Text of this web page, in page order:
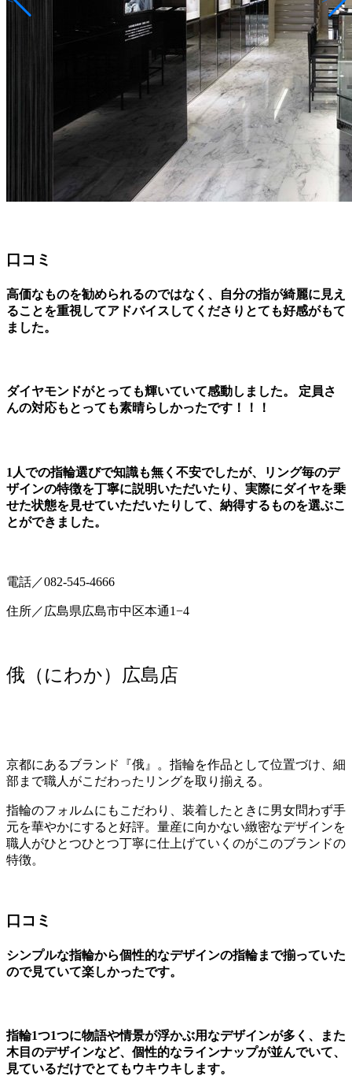
口コミ
高価なものを勧められるのではなく、自分の指が綺麗に見え
ることを重視してアドバイスしてくださりとても好感がもて
ました。
ダイヤモンドがとっても輝いていて感動しました。 定員さ
んの対応もとっても素晴らしかったです！！！
1人での指輪選びで知識も無く不安でしたが、リング毎のデ
ザインの特徴を丁寧に説明いただいたり、実際にダイヤを乗
せた状態を見せていただいたりして、納得するものを選ぶこ
とができました。
電話／082-545-4666
住所／広島県広島市中区本通1−4
俄（にわか）広島店
京都にあるブランド『俄』。指輪を作品として位置づけ、細
部まで職人がこだわったリングを取り揃える。
指輪のフォルムにもこだわり、装着したときに男女問わず手
元を華やかにすると好評。量産に向かない緻密なデザインを
職人がひとつひとつ丁寧に仕上げていくのがこのブランドの
特徴。
口コミ
シンプルな指輪から個性的なデザインの指輪まで揃っていた
ので見ていて楽しかったです。
指輪1つ1つに物語や情景が浮かぶ用なデザインが多く、また
木目のデザインなど、個性的なラインナップが並んでいて、
見ているだけでとてもウキウキします。